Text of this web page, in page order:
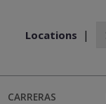
Locations
CARRERAS